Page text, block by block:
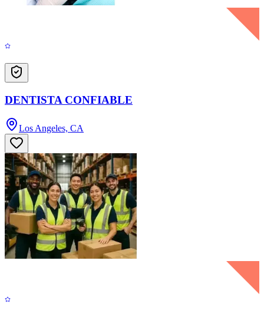
DENTISTA CONFIABLE
Los Angeles, CA